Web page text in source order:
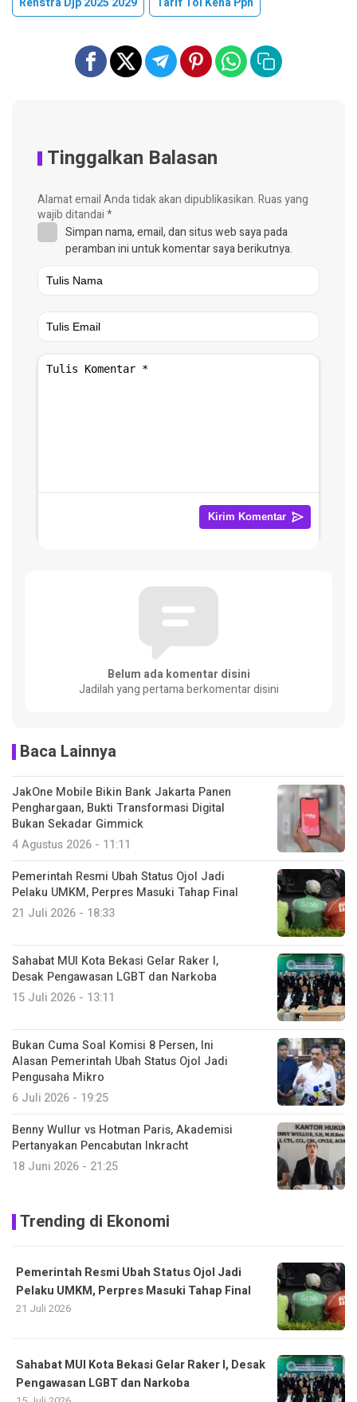
Tinggalkan Balasan
Alamat email Anda tidak akan dipublikasikan.Ruas yang
wajib ditandai*
Simpan nama, email, dan situs web saya pada
peramban ini untuk komentar saya berikutnya.
Belum ada komentar disini
Jadilah yang pertama berkomentar disini
Baca Lainnya
JakOne Mobile Bikin Bank Jakarta Panen
Penghargaan, Bukti Transformasi Digital
Bukan Sekadar Gimmick
4 Agustus 2026 - 11:11
Pemerintah Resmi Ubah Status Ojol Jadi
Pelaku UMKM, Perpres Masuki Tahap Final
21 Juli 2026 - 18:33
Sahabat MUI Kota Bekasi Gelar Raker I,
Desak Pengawasan LGBT dan Narkoba
15 Juli 2026 - 13:11
Bukan Cuma Soal Komisi 8 Persen, Ini
Alasan Pemerintah Ubah Status Ojol Jadi
Pengusaha Mikro
6 Juli 2026 - 19:25
Benny Wullur vs Hotman Paris, Akademisi
Pertanyakan Pencabutan Inkracht
18 Juni 2026 - 21:25
Trending di Ekonomi
Pemerintah Resmi Ubah Status Ojol Jadi
Pelaku UMKM, Perpres Masuki Tahap Final
21 Juli 2026
Sahabat MUI Kota Bekasi Gelar Raker I, Desak
Pengawasan LGBT dan Narkoba